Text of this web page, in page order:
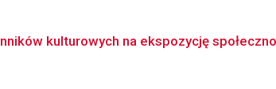
kulturowych na ekspozycję